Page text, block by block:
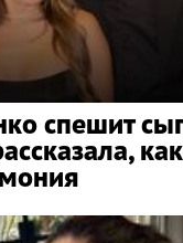
спешит